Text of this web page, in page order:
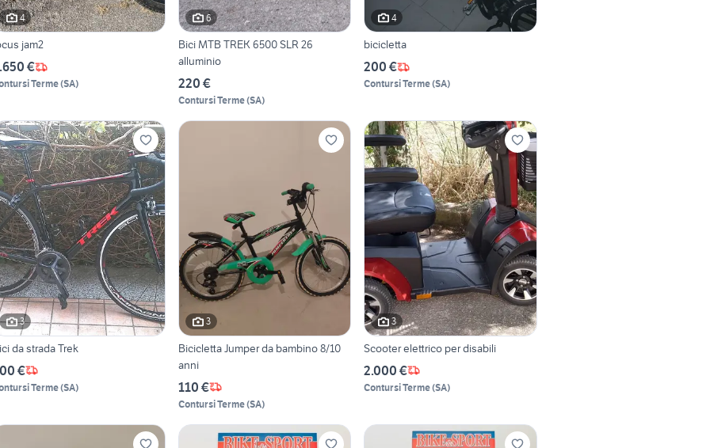
4
jam2
€
Terme(SA)
6
Bici MTB TREK 6500 SLR 26
alluminio
220 €
Contursi Terme(SA)
4
bicicletta
200 €
Contursi Terme(SA)
3
da strada Trek
€
Terme(SA)
3
Bicicletta Jumper da bambino 8/10
anni
110 €
Contursi Terme(SA)
3
Scooter elettrico per disabili
2.000 €
Contursi Terme(SA)